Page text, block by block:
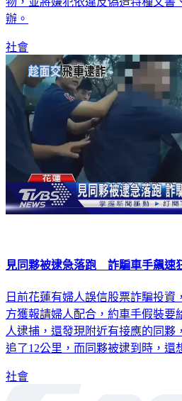
辦。
社會
見同夥被逮急落跑 詐騙車手飆速
日前花蓮有婦人誤信股票詐騙投資
方獲報請婦人配合，約車手假裝要
人逮捕，還發現附近有接應的同夥
追了12公里，而同夥被逮到時，還
社會